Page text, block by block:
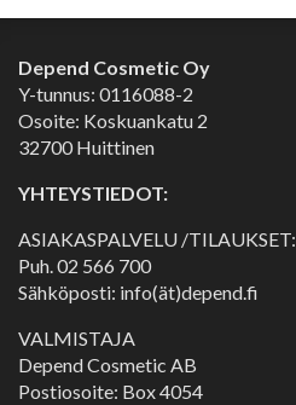
Depend Cosmetic Oy
Y-tunnus: 0116088-2
Osoite: Koskuankatu 2
32700 Huittinen
YHTEYSTIEDOT:
ASIAKASPALVELU /TILAUKSET:
Puh.02 566 700
Sähköposti: info(ät)depend.fi
VALMISTAJA
Depend Cosmetic AB
Postiosoite: Box 4054